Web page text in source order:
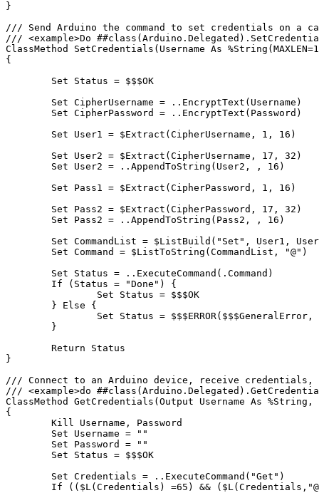
}
/// Send Arduino the command to set credentials on a
/// <example>Do
ClassMethod SetCredentials(Username As
{
}
/// Connect to an Arduino device, receive credentials,
/// <example>do
ClassMethod GetCredentials(Output Username As
{